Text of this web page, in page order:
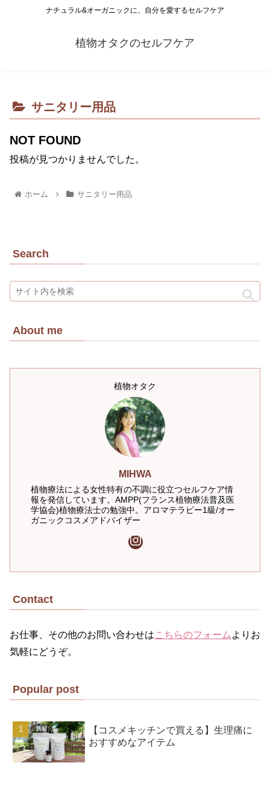
ナチュラル&オーガニックに、自分を愛するセルフケア
植物オタクのセルフケア
サニタリー用品
NOT FOUND
投稿が見つかりませんでした。
ホーム サニタリー用品
Search
About me
植物オタク
MIHWA
植物療法による女性特有の不調に役立つセルフケア情
報を発信しています。AMPP(フランス植物療法普及医
学協会)植物療法士の勉強中。アロマテラピー1級/オー
ガニックコスメアドバイザー
Contact
お仕事、その他のお問い合わせはこちらのフォーム よりお
気軽にどうぞ。
Popular post
【コスメキッチンで買える】生理痛に
おすすめなアイテム